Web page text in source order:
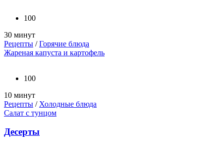
100
30 минут
Рецепты /Горячие блюда
Жареная капуста и картофель
100
10 минут
Рецепты / Холодные блюда
Салат с тунцом
Десерты